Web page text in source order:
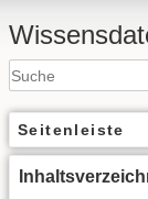
Seitenleiste